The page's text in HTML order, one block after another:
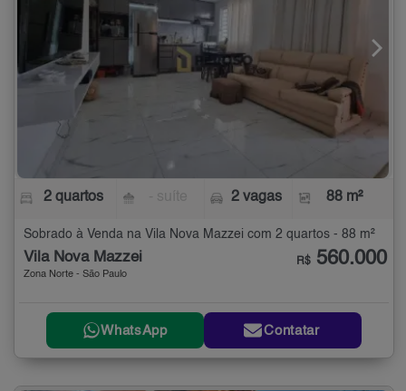
2 quartos 2 vagas 88 m²
Sobrado à Venda na Vila Nova Mazzei com 2 quartos - 88 m²
Vila Nova Mazzei
Zona Norte - São Paulo
R$ 560.000
WhatsApp Contatar